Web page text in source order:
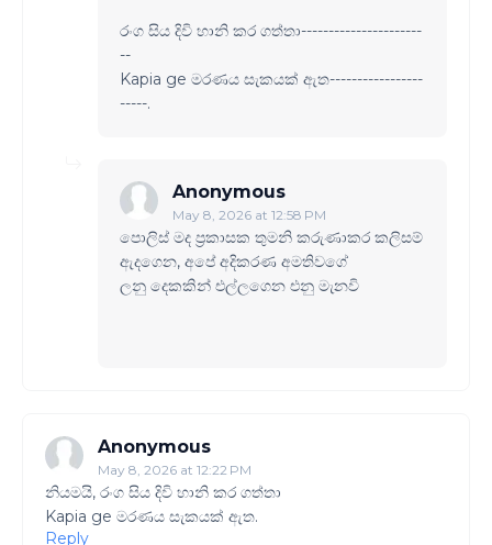
රංග සිය දිවි හානි කර ගත්තා----------------------
--
Kapia ge මරණය සැකයක් ඇත-----------------
-----.
Anonymous
May 8, 2026 at 12:58 PM
පොලිස් මද ප්‍රකාසක තුමනි කරුණාකර කලිසම්
ඇදගෙන, අපේ අදිකරණ අමතිවගේ
ලනු දෙකකින් එල්ලගෙන එනු මැනවි
Anonymous
May 8, 2026 at 12:22 PM
නියමයි, රංග සිය දිවි හානි කර ගත්තා
Kapia ge මරණය සැකයක් ඇත.
Reply